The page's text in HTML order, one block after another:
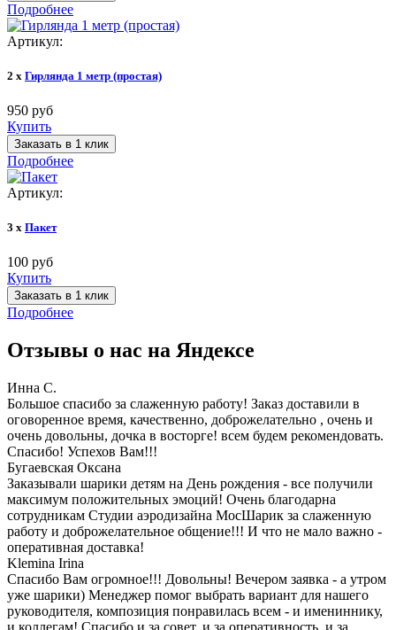
Подробнее
Артикул:
2 x Гирлянда 1 метр (простая)
950 руб
Купить
Заказать в 1 клик
Подробнее
Артикул:
3 x Пакет
100 руб
Купить
Заказать в 1 клик
Подробнее
Отзывы о нас на Яндексе
Инна С.
Большое спасибо за слаженную работу! Заказ доставили в
оговоренное время, качественно, доброжелательно , очень и
очень довольны, дочка в восторге! всем будем рекомендовать.
Спасибо! Успехов Вам!!!
Бугаевская Оксана
Заказывали шарики детям на День рождения - все получили
максимум положительных эмоций! Очень благодарна
сотрудникам Студии аэродизайна МосШарик за слаженную
работу и доброжелательное общение!!! И что не мало важно -
оперативная доставка!
Klemina Irina
Спасибо Вам огромное!!! Довольны! Вечером заявка - а утром
уже шарики) Менеджер помог выбрать вариант для нашего
руководителя, композиция понравилась всем - и имениннику,